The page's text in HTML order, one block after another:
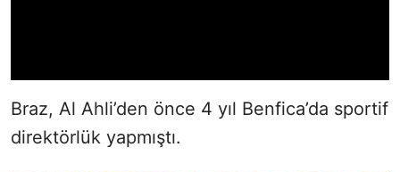
Braz, Al Ahli’den önce 4 yıl Benfica’da sportif
direktörlük yapmıştı.